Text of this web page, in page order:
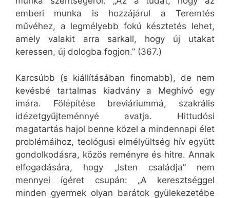
emberi munka is hozzájárul a Teremtés
művéhez, a legmélyebb fokú késztetés lehet,
amely valakit arra sarkall, hogy új utakat
keressen, új dologba fogjon.” (367.)
Karcsúbb (s kiállításában finomabb), de nem
kevésbé tartalmas kiadvány a Meghívó egy
imára. Fölépítése breviáriummá, szakrális
idézetgyűjteménnyé avatja. Hittudósi
magatartás hajol benne közel a mindennapi élet
problémáihoz, teológusi elmélyültség hív együtt
gondolkodásra, közös reményre és hitre. Annak
elfogadására, hogy „Isten családja” nem
mennyei ígéret csupán: „A keresztséggel
minden gyermek olyan barátok gyülekezetébe